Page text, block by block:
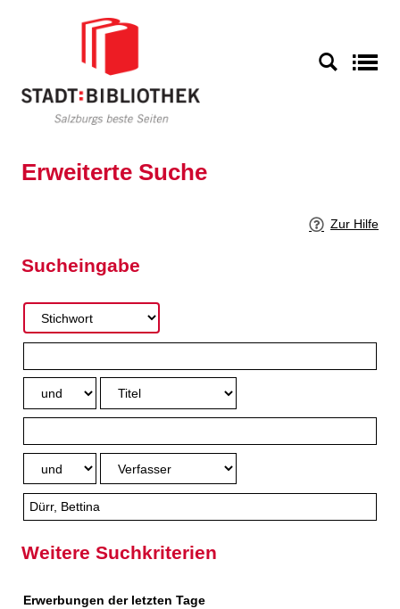
Erweiterte Suche
Zur Hilfe
Sucheingabe
Weitere Suchkriterien
Erwerbungen der letzten Tage